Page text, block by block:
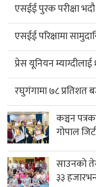
एसईई पुरक परीक्षा
एसईई परिक्षामा
प्रेस यूनियन
रघुगंगामा ७८ प्रतिशत
कञ्चन
गोपाल
साउनको
३३